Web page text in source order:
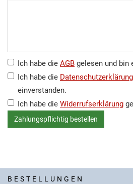
Ich habe die AGB gelesen und bin
Ich habe die Datenschutzerklärung
einverstanden.
Ich habe die Widerrufserklärung
BESTELLUNGEN